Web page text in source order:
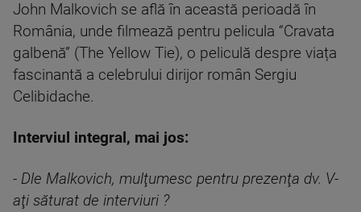
John Malkovich se află în această perioadă în
România, unde filmează pentru pelicula “Cravata
galbenă” (The Yellow Tie), o peliculă despre viața
fascinantă a celebrului dirijor român Sergiu
Celibidache.
Interviul integral, mai jos:
- Dle Malkovich, mulţumesc pentru prezenţa dv. V-
aţi săturat de interviuri ?